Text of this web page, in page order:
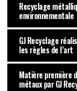
Recyclage
environnementale
GJ Recyclage
les règles de l’art
Matière première
métaux par GJ